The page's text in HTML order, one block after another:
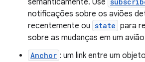
semanticamente. Use
notificações sobre os aviões
recentemente ou state para
sobre as mudanças em um
Anchor : um link entre um